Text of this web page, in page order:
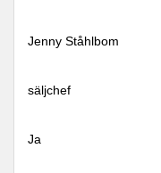
Jenny Ståhlbom
säljchef
Ja